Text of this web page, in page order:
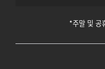
*주말 및 공